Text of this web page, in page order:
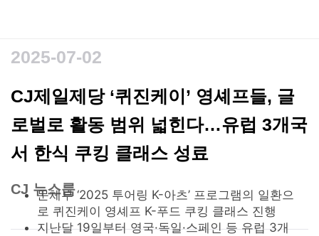
2025-07-02
CJ제일제당 ‘퀴진케이’ 영셰프들, 글
로벌로 활동 범위 넓힌다…유럽 3개국
서 한식 쿠킹 클래스 성료
CJ 뉴스룸
본문문체부 ‘2025 투어링 K-아츠’ 프로그램의 일환으
로 퀴진케이 영셰프 K-푸드 쿠킹 클래스 진행
지난달 19일부터 영국·독일·스페인 등 유럽 3개